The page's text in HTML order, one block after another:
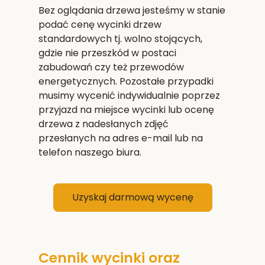
Bez oglądania drzewa jesteśmy w stanie
podać cenę wycinki drzew
standardowych tj. wolno stojących,
gdzie nie przeszkód w postaci
zabudowań czy też przewodów
energetycznych. Pozostałe przypadki
musimy wycenić indywidualnie poprzez
przyjazd na miejsce wycinki lub ocenę
drzewa z nadesłanych zdjęć
przesłanych na adres e-mail lub na
telefon naszego biura.
Uzyskaj darmową wycenę
Cennik wycinki oraz